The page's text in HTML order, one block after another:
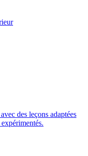
des leçons adaptées